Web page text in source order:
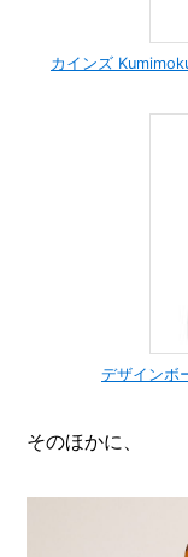
カインズ
デザインボ
そのほかに、